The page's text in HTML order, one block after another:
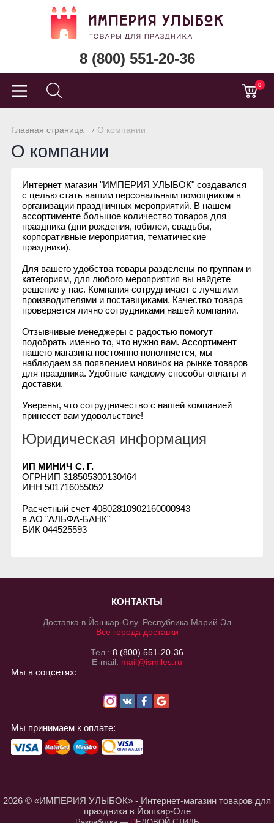
8 (800) 551-20-36
0
Главная страница О компании
О компании
Интернет магазин "ИМПЕРИЯ УЛЫБОК" создавался
с целью стать вашим персональным помощником в
организации праздничных мероприятий. В нашем
ассортименте большое количество товаров для
праздника (дни рождения, юбилеи, свадьбы,
корпоративные мероприятия, тематические
праздники).
Для вашего удобства товары разделены по группам и
категориям, для любого мероприятия вы найдете
решение у нас. Компания сотрудничает с лучшими
производителями и поставщиками. Качество товара
проверяется лично сотрудниками нашей компании.
Отзывчивые менеджеры с радостью помогут
подобрать именно то, что нужно вам. Ассортимент
нашего магазина постоянно пополняется, мы
наблюдаем за появлением новинок на рынке товаров
для праздника. Удобные каждому способы оплаты и
доставки.
Уверены, что сотрудничество с нашей компанией
принесет вам удовольствие!
Юридическая информация
ИП МИНИЧ С. Г.
ОГРНИП 318505300130464
ИНН 501716055052
Расчетный счет 40802810902160000943
в АО "АЛЬФА-БАНК"
БИК 044525593
КОНТАКТЫ
Доставка в Йошкар-Олу, Республика Марий Эл
Все города доставки
Тел.: 8 (800) 551-20-36
E-mail: mail@ismiles.ru
Мы в соцсетях:
Мы принимаем к оплате:
2026 © «ИМПЕРИЯ УЛЫБОК» - Интернет-магазин товаров для
праздника в Йошкар-Оле